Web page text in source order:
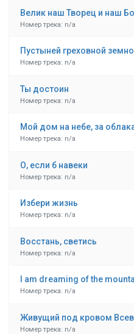
Велик наш Творец и наш
Номер трека: n/a
Пустыней греховной
Номер трека: n/a
Ты достоин
Номер трека: n/a
Мой дом на небе, за
Номер трека: n/a
О, если б навеки
Номер трека: n/a
Избери жизнь
Номер трека: n/a
Восстань, светись
Номер трека: n/a
I am dreaming of the
Номер трека: n/a
Живущий под кровом
Номер трека: n/a